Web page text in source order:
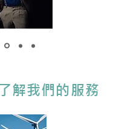
解我們的服務